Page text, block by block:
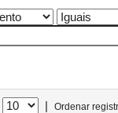
|
Ordenar